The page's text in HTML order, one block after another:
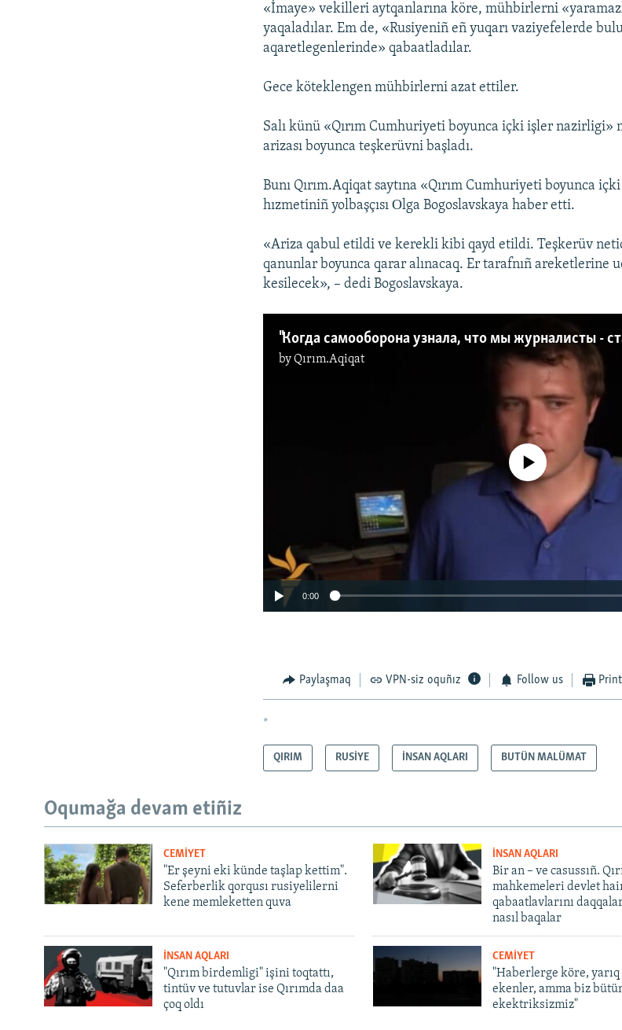
«İmaye» vekilleri aytqanlarına köre, mühbirlerni
yaqaladılar. Em de, «Rusiyeniñ eñ yuqarı vaziyefelerde
aqaretlegenlerinde» qabaatladılar.
Gece köteklengen mühbirlerni azat ettiler.
Salı künü «Qırım Cumhuriyeti boyunca içki işler
arizası boyunca teşkerüvni başladı.
Bunı Qırım.Aqiqat saytına «Qırım Cumhuriyeti boyunca
hızmetiniñ yolbaşçısı Оlga Bogoslavskaya haber etti.
«Ariza qabul etildi ve kerekli kibi qayd etildi. Teşkerüv
qanunlar boyunca qarar alınacaq. Er tarafnıñ areketlerine
kesilecek», – dedi Bogoslavskaya.
byQırım.Aqiqat
No media source currently
0:00
Paylaşmaq VPN-siz oquñız Follow us Print
*
QIRIM RUSİYE İNSAN AQLARI BUTÜN MALÜMAT
Oqumağa devam etiñiz
CEMİYET
"Er şeyni eki künde taşlap kettim".
Seferberlik qorqusı rusiyelilerni
kene memleketten quva
İNSAN AQLARI
Bir an – ve casussıñ.
mahkemeleri devlet
qabaatlavlarını
nasıl baqalar
İNSAN AQLARI
"Qırım birdemligi" işini toqtattı,
tintüv ve tutuvlar ise Qırımda daa
çoq oldı
CEMİYET
"Haberlerge köre, yarıq
ekenler, amma biz
ekektriksizmiz"